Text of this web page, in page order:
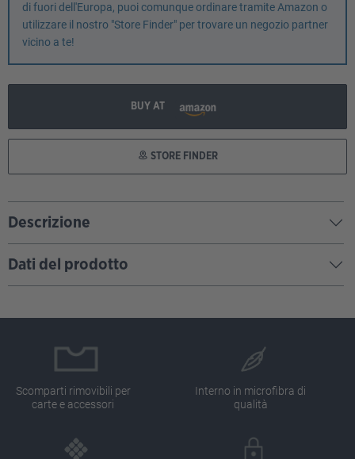
di fuori dell'Europa, puoi comunque ordinare tramite Amazon o
utilizzare il nostro "Store Finder" per trovare un negozio partner
vicino a te!
BUY AT
STORE FINDER
Descrizione
Dati del prodotto
Scomparti rimovibili per
carte e accessori
Interno in microfibra di
qualità